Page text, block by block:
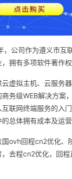
公司作为遵义市互
拥有多项软件著作权
虚拟主机、云服务
务级WEB解决方案
联网终端服务的入
总体拥有成本及运营
ovh回程cn2优化、
去程cn2优化，回程